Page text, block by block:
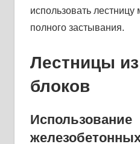
использовать
полного застывания.
Лестницы
блоков
Использование